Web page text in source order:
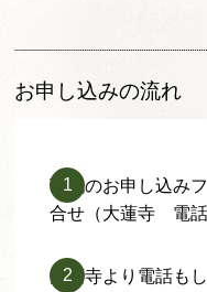
お申し込みの流れ
下記のお申し込み
合せ（大蓮寺 電話
大蓮寺より電話も